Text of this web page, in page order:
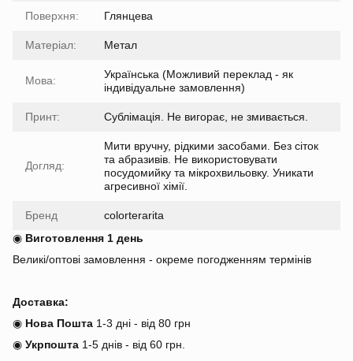
Поверхня: Глянцева
Матеріал: Метал
Мова:
Українська (Можливий переклад - як
індивідуальне замовлення)
Принт: Сублімація. Не вигорає, не змивається.
Догляд:
Мити вручну, рідкими засобами. Без сіток
та абразивів. Не використовувати
посудомийку та мікрохвильовку. Уникати
агресивної хімії.
Бренд
colorterarita
◉ Виготовлення 1 день
Великі/оптові замовлення - окреме погодженням термінів
Доставка:
◉ Нова Пошта 1-3 дні - від 80 грн
◉ Укрпошта 1-5 днів - від 60 грн.